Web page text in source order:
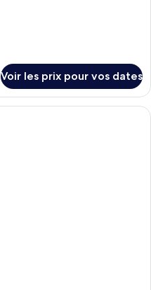
Voir les prix pour vos dates